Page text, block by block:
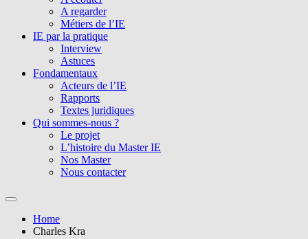
A regarder
Métiers de l’IE
IE par la pratique
Interview
Astuces
Fondamentaux
Acteurs de l’IE
Rapports
Textes juridiques
Qui sommes-nous ?
Le projet
L’histoire du Master IE
Nos Master
Nous contacter
Home
Charles Kra